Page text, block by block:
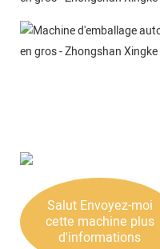
Salut Envoyez-moi
cette machine plus
d'informations